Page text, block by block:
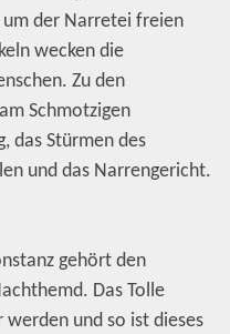
um der Narretei freien
wecken die
Zu den
Schmotzigen
das Stürmen des
und das Narrengericht.
gehört den
Das Tolle
und so ist dieses